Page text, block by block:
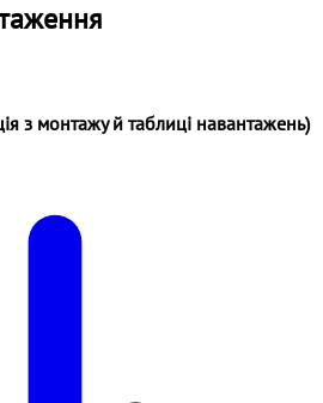
з монтажу й таблиці навантажень)